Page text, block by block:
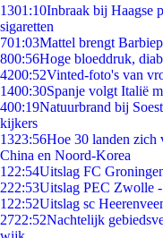
1301:10Inbraak bij Haagse
sigaretten
701:03Mattel brengt
800:56Hoge bloeddruk,
4200:52Vinted-foto's van
1400:30Spanje volgt Italië
400:19Natuurbrand bij
kijkers
1323:56Hoe 30 landen zich
China en Noord-Korea
1 22:54Uitslag FC
222:53Uitslag PEC Zwolle
1 22:52Uitslag sc
2722:52Nachtelijk